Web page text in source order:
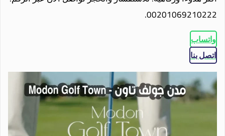
00201069210222.
واتساب
اتصل بنا